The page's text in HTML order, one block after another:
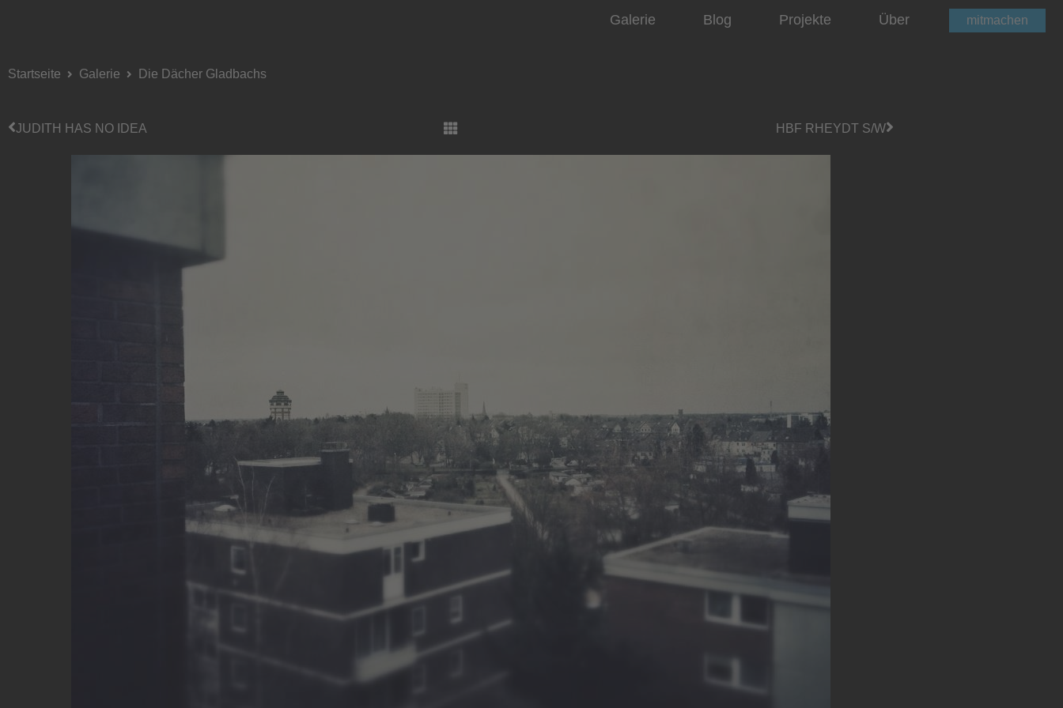
Galerie Blog Projekte Über mitmachen
Startseite Galerie Die Dächer Gladbachs
JUDITH HAS NO IDEA HBF RHEYDT S/W